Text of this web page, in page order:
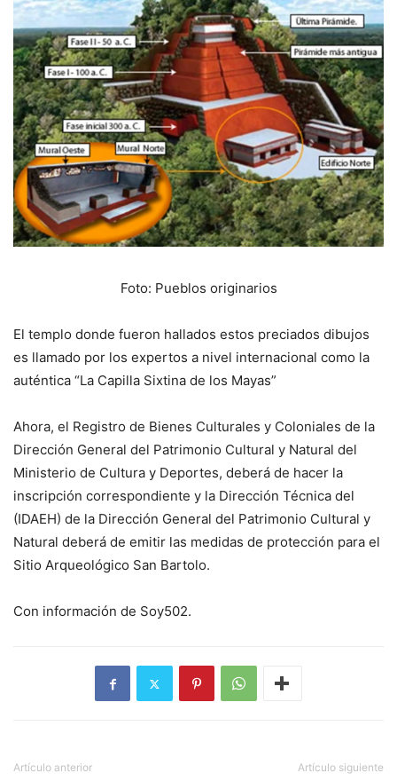
Foto: Pueblos originarios
El templo donde fueron hallados estos preciados dibujos
es llamado por los expertos a nivel internacional como la
auténtica “La Capilla Sixtina de los Mayas”
Ahora, el Registro de Bienes Culturales y Coloniales de la
Dirección General del Patrimonio Cultural y Natural del
Ministerio de Cultura y Deportes, deberá de hacer la
inscripción correspondiente y la Dirección Técnica del
(IDAEH) de la Dirección General del Patrimonio Cultural y
Natural deberá de emitir las medidas de protección para el
Sitio Arqueológico San Bartolo.
Con información de Soy502.
Artículo anterior Artículo siguiente